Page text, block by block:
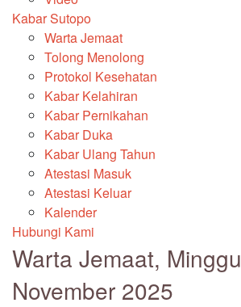
Kabar Sutopo
Warta Jemaat
Tolong Menolong
Protokol Kesehatan
Kabar Kelahiran
Kabar Pernikahan
Kabar Duka
Kabar Ulang Tahun
Atestasi Masuk
Atestasi Keluar
Kalender
Hubungi Kami
Warta Jemaat,
November 2025